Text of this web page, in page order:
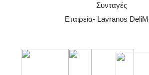
Συνταγές
Εταιρεία- Lavranos